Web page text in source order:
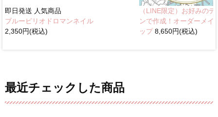
即日発送 人気商品
ブルーピリオドロマンネイル
2,350円(税込)
（LINE限定）お好みのデ
ンで作成！オーダーメイ
ップ8,650円(税込)
最近チェックした商品